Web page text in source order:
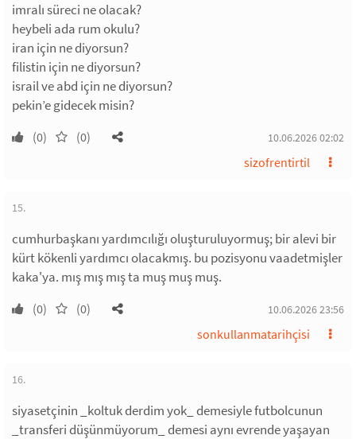
imralı süreci ne olacak?
heybeli ada rum okulu?
iran için ne diyorsun?
filistin için ne diyorsun?
israil ve abd için ne diyorsun?
pekin’e gidecek misin?
(0) (0) 10.06.2026 02:02
sizofrentirtil
15.
cumhurbaşkanı yardımcılığı oluşturuluyormuş; bir alevi bir
kürt kökenli yardımcı olacakmış. bu pozisyonu vaadetmişler
kaka'ya. mış mış mış ta muş muş muş.
(0) (0) 10.06.2026 23:56
sonkullanmatarihçisi
16.
siyasetçinin _koltuk derdim yok_ demesiyle futbolcunun
_transferi düşünmüyorum_ demesi aynı evrende yaşayan